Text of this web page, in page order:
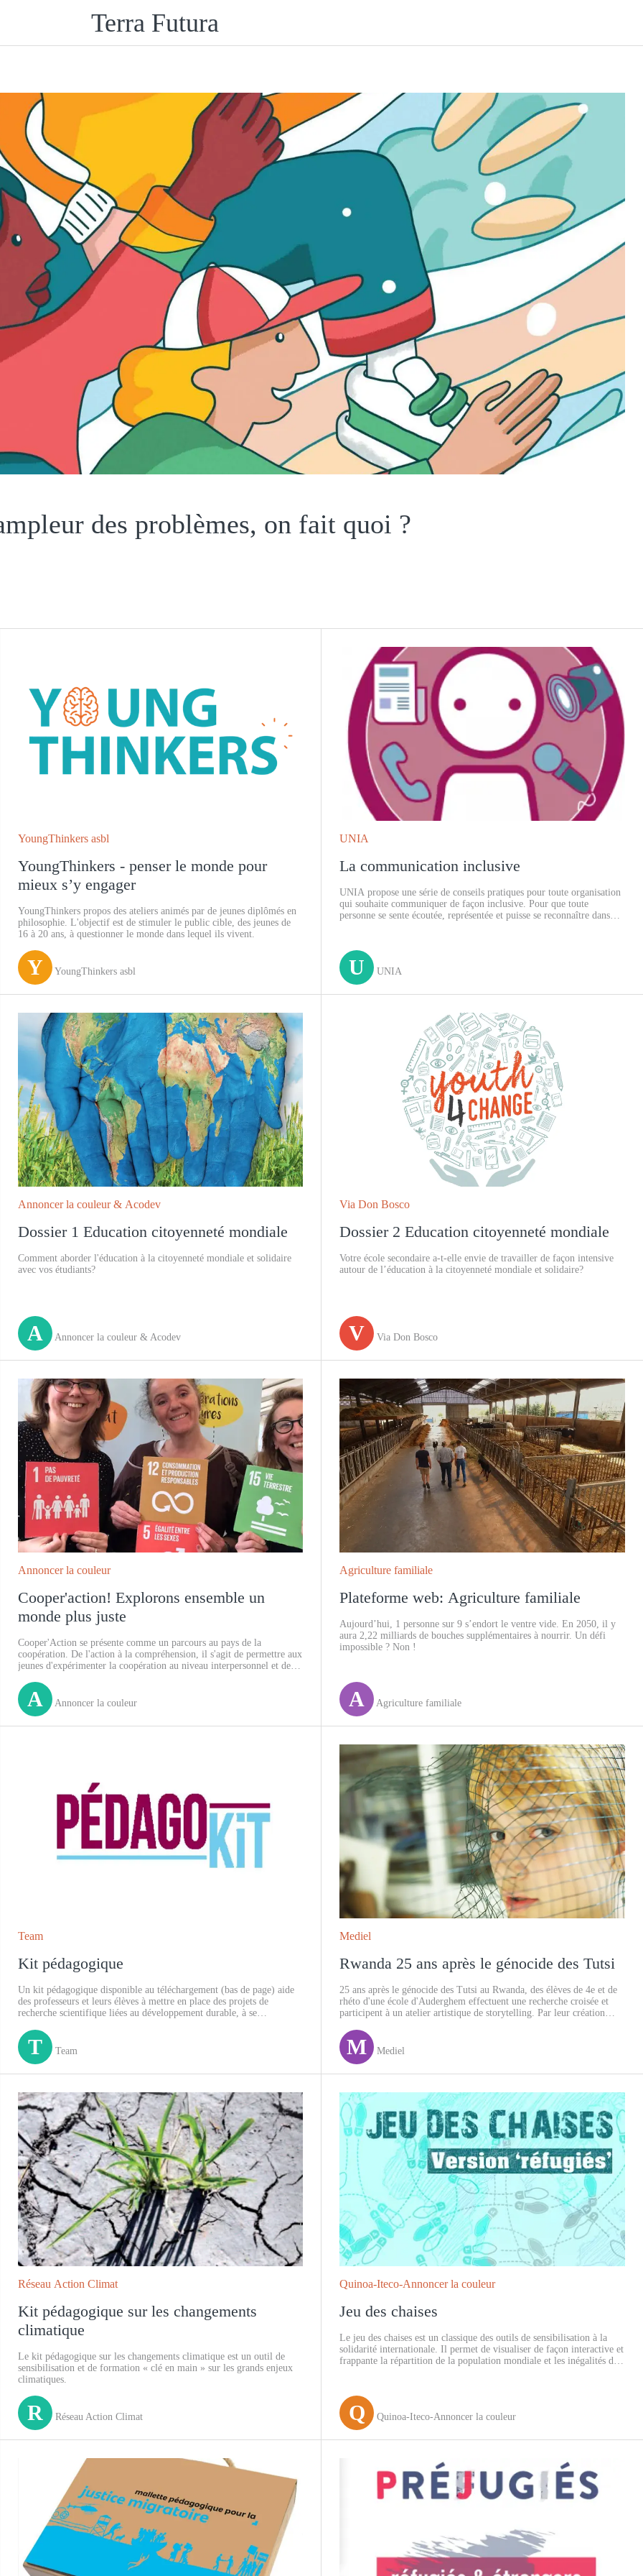
Terra Futura
des problèmes, on fait quoi ?
YoungThinkers asbl
YoungThinkers - penser le monde pour
mieux s’y engager
YoungThinkers propos des ateliers animés par de jeunes diplômés en
philosophie. L'objectif est de stimuler le public cible, des jeunes de
16 à 20 ans, à questionner le monde dans lequel ils vivent.
Y YoungThinkers asbl
UNIA
La communication inclusive
UNIA propose une série de conseils pratiques pour toute organisation
qui souhaite communiquer de façon inclusive. Pour que toute
personne se sente écoutée, représentée et puisse se reconnaître dans
U UNIA
Annoncer la couleur & Acodev
Dossier 1 Education citoyenneté mondiale
Comment aborder l'éducation à la citoyenneté mondiale et solidaire
avec vos étudiants?
A Annoncer la couleur & Acodev
Via Don Bosco
Dossier 2 Education citoyenneté mondiale
Votre école secondaire a-t-elle envie de travailler de façon intensive
autour de l’éducation à la citoyenneté mondiale et solidaire?
V Via Don Bosco
Annoncer la couleur
Cooper'action! Explorons ensemble un
monde plus juste
Cooper'Action se présente comme un parcours au pays de la
coopération. De l'action à la compréhension, il s'agit de permettre aux
jeunes d'expérimenter la coopération au niveau interpersonnel et de
différents niveaux d'analyse.
A Annoncer la couleur
Agriculture familiale
Plateforme web: Agriculture familiale
Aujourd’hui, 1 personne sur 9 s’endort le ventre vide. En 2050, il y
aura 2,22 milliards de bouches supplémentaires à nourrir. Un défi
impossible ? Non !
A Agriculture familiale
Team
Kit pédagogique
Un kit pédagogique disponible au téléchargement (bas de page) aide
des professeurs et leurs élèves à mettre en place des projets de
recherche scientifique liées au développement durable, à se
jeunes (reportages vidéos sur des réalisations dans différents pays) et à
communiquer les résultats de leurs recherches via une appli mobile.
T Team
Mediel
Rwanda 25 ans après le génocide des Tutsi
25 ans après le génocide des Tutsi au Rwanda, des élèves de 4e et de
rhéto d'une école d'Auderghem effectuent une recherche croisée et
participent à un atelier artistique de storytelling. Par leur création
M Mediel
Réseau Action Climat
Kit pédagogique sur les changements
climatique
Le kit pédagogique sur les changements climatique est un outil de
sensibilisation et de formation « clé en main » sur les grands enjeux
climatiques.
R Réseau Action Climat
Quinoa-Iteco-Annoncer la couleur
Jeu des chaises
Le jeu des chaises est un classique des outils de sensibilisation à la
solidarité internationale. Il permet de visualiser de façon interactive et
frappante la répartition de la population mondiale et les inégalités de
les déplacements des personnes relevant du Haut-Commissariat aux
Réfugiés, de déconstruire les représentations et d’approfondir les
contextes variés des migrations.
Q Quinoa-Iteco-Annoncer la couleur